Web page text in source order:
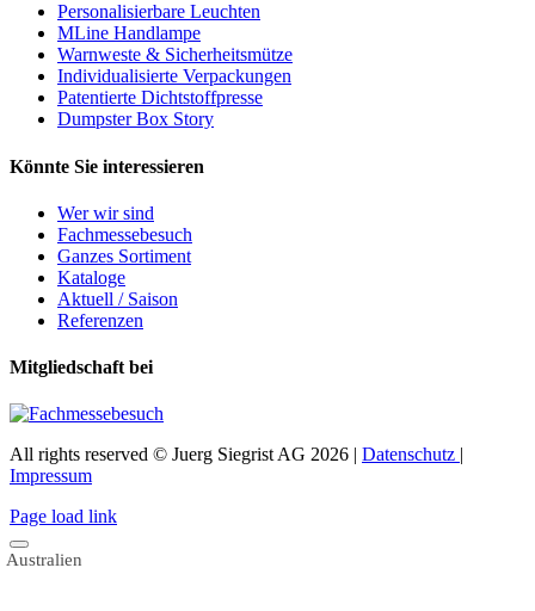
Personalisierbare Leuchten
MLine Handlampe
Warnweste & Sicherheitsmütze
Individualisierte Verpackungen
Patentierte Dichtstoffpresse
Dumpster Box Story
Könnte Sie interessieren
Wer wir sind
Fachmessebesuch
Ganzes Sortiment
Kataloge
Aktuell / Saison
Referenzen
Mitgliedschaft bei
All rights reserved © Juerg Siegrist AG 2026 | Datenschutz |
Impressum
Page load link
Australien